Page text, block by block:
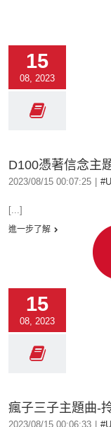
15
08, 2023
D100憑著信念
2023/08/15 00:07:25
[...]
進一步了解
15
08, 2023
瘋子三子主題曲-
2023/08/15 00:06:33